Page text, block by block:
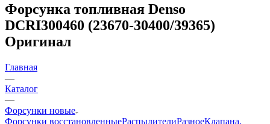
Форсунка топливная Denso
DCRI300460 (23670-30400/39365)
Оригинал
Главная
—
Каталог
—
Форсунки новые
Форсунки восстановленныеРаспылителиРазноеКлапана,